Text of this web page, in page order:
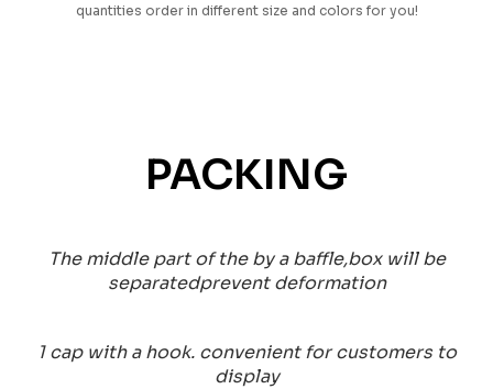
quantities order in different size and colors for you!
PACKING
The middle part of the by a baffle,box will be
separatedprevent deformation
1 cap with a hook. convenient for customers to
display